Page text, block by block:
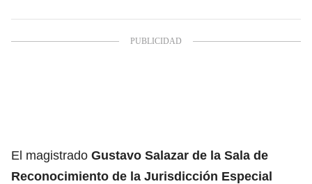
El magistrado Gustavo Salazar de la Sala de
Reconocimiento de la Jurisdicción Especial